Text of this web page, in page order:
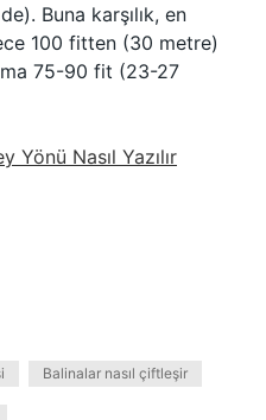
Buna karşılık, en
100 fitten (30 metre)
75-90 fit (23-27
Yönü Nasıl Yazılır
Balinalar nasıl çiftleşir